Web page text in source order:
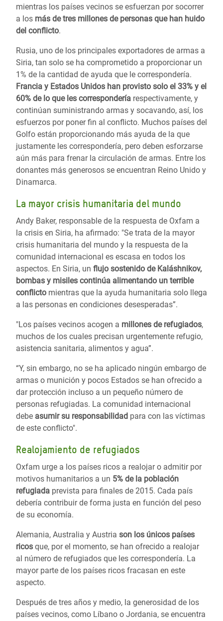
mientras los países vecinos se esfuerzan por socorrer
a los más de tres millones de personas que han huido
del conflicto.
Rusia, uno de los principales exportadores de armas a
Siria, tan solo se ha comprometido a proporcionar un
1% de la cantidad de ayuda que le correspondería.
Francia y Estados Unidos han provisto solo el 33% y el
60% de lo que les correspondería respectivamente, y
continúan suministrando armas y socavando, así, los
esfuerzos por poner fin al conflicto. Muchos países del
Golfo están proporcionando más ayuda de la que
justamente les correspondería, pero deben esforzarse
aún más para frenar la circulación de armas. Entre los
donantes más generosos se encuentran Reino Unido y
Dinamarca.
La mayor crisis humanitaria del mundo
Andy Baker, responsable de la respuesta de Oxfam a
la crisis en Siria, ha afirmado: "Se trata de la mayor
crisis humanitaria del mundo y la respuesta de la
comunidad internacional es escasa en todos los
aspectos. En Siria, un flujo sostenido de Kaláshnikov,
bombas y misiles continúa alimentando un terrible
conflicto mientras que la ayuda humanitaria solo llega
a las personas en condiciones desesperadas”.
"Los países vecinos acogen a millones de refugiados,
muchos de los cuales precisan urgentemente refugio,
asistencia sanitaria, alimentos y agua”.
“Y, sin embargo, no se ha aplicado ningún embargo de
armas o munición y pocos Estados se han ofrecido a
dar protección incluso a un pequeño número de
personas refugiadas. La comunidad internacional
debe asumir su responsabilidad para con las víctimas
de este conflicto".
Realojamiento de refugiados
Oxfam urge a los países ricos a realojar o admitir por
motivos humanitarios a un 5% de la población
refugiada prevista para finales de 2015. Cada país
debería contribuir de forma justa en función del peso
de su economía.
Alemania, Australia y Austria son los únicos países
ricos que, por el momento, se han ofrecido a realojar
al número de refugiados que les correspondería. La
mayor parte de los países ricos fracasan en este
aspecto.
Después de tres años y medio, la generosidad de los
países vecinos, como Líbano o Jordania, se encuentra